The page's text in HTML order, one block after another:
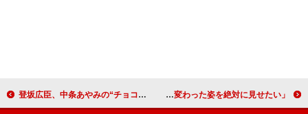
登坂広臣、中条あやみの“チョコをあげたい人”を聞きホッ 三代目からのチョコ「全然要らない」 元欅坂４６の今泉佑唯、本格女優デビュー 「変わった姿を絶対に見せたい」